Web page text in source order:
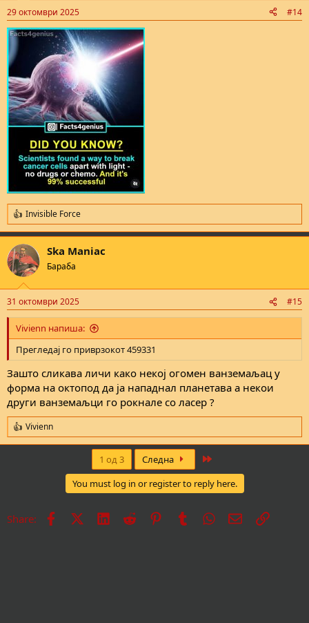
s
:
29 октомври 2025 #14
R
e
a
c
t
i
s
:
Invisible Force
Ska Maniac
Бараба
31 октомври 2025 #15
Vivienn напиша:
Прегледај го приврзокот 459331
Зашто сликава личи како некој огомен ванземаљац у
форма на октопод да ја нападнал планетава а некои
други ванземаљци го рокнале со ласер ?
R
e
s
Vivienn
1 од 3 Следна
You must log in or register to reply here.
Share: Facebook LinkedInReddit PinterestTumblrWhatsApp
Е-поштаВрска